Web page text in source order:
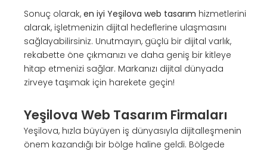
Sonuç olarak, en iyi Yeşilova web tasarım hizmetlerini
alarak, işletmenizin dijital hedeflerine ulaşmasını
sağlayabilirsiniz. Unutmayın, güçlü bir dijital varlık,
rekabette öne çıkmanızı ve daha geniş bir kitleye
hitap etmenizi sağlar. Markanızı dijital dünyada
zirveye taşımak için harekete geçin!
Yeşilova Web Tasarım Firmaları
Yeşilova, hızla büyüyen iş dünyasıyla dijitalleşmenin
önem kazandığı bir bölge haline geldi. Bölgede